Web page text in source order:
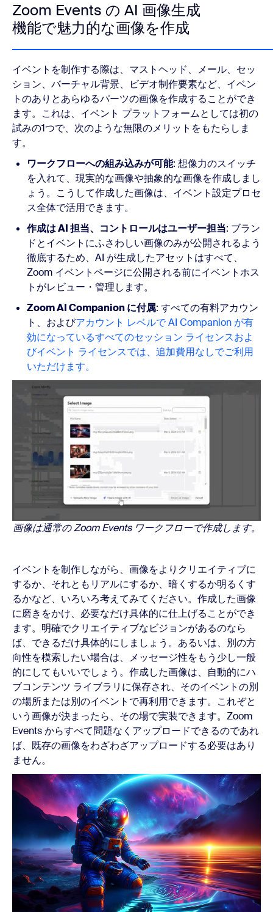
Zoom Events の AI 画像生成
機能で魅力的な画像を作成
イベントを制作する際は、マストヘッド、メール、セッ
ション、バーチャル背景、ビデオ制作要素など、イベン
トのありとあらゆるパーツの画像を作成することができ
ます。これは、イベント プラットフォームとしては初の
試みの1つで、次のような無限のメリットをもたらしま
す。
ワークフローへの組み込みが可能: 想像力のスイッチ
を入れて、現実的な画像や抽象的な画像を作成しまし
ょう。こうして作成した画像は、イベント設定プロセ
ス全体で活用できます。
作成は AI 担当、コントロールはユーザー担当: ブラン
ドとイベントにふさわしい画像のみが公開されるよう
徹底するため、AI が生成したアセットはすべて、
Zoom イベントページに公開される前にイベントホス
トがレビュー・管理します。
Zoom AI Companion に付属: すべての有料アカウン
ト、およびアカウント レベルで AI Companion が有
効になっているすべてのセッション ライセンスおよ
びイベント ライセンスでは、追加費用なしでご利用
いただけます。
画像は通常の Zoom Events ワークフローで作成します。
イベントを制作しながら、画像をよりクリエイティブに
するか、それともリアルにするか、暗くするか明るくす
るかなど、いろいろ考えてみてください。作成した画像
に磨きをかけ、必要なだけ具体的に仕上げることができ
ます。明確でクリエイティブなビジョンがあるのなら
ば、できるだけ具体的にしましょう。あるいは、別の方
向性を模索したい場合は、メッセージ性をもう少し一般
的にしてもいいでしょう。作成した画像は、自動的にハ
ブコンテンツ ライブラリに保存され、そのイベントの別
の場所または別のイベントで再利用できます。これぞと
いう画像が決まったら、その場で実装できます。Zoom
Events からすべて問題なくアップロードできるのであれ
ば、既存の画像をわざわざアップロードする必要はあり
ません。